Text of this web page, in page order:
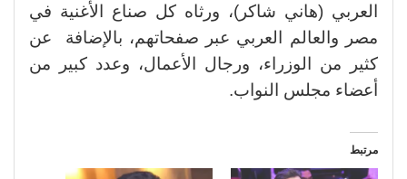
العربي (هاني شاكر)، ورثاه كل صناع الأغنية في
مصر والعالم العربي عبر صفحاتهم، بالإضافة عن
كثير من الوزراء، ورجال الأعمال، وعدد كبير من
أعضاء مجلس النواب.
مرتبط